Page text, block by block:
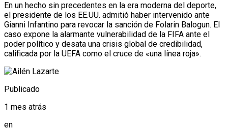
En un hecho sin precedentes en la era moderna del deporte,
el presidente de los EE.UU. admitió haber intervenido ante
Gianni Infantino para revocar la sanción de Folarin Balogun. El
caso expone la alarmante vulnerabilidad de la FIFA ante el
poder político y desata una crisis global de credibilidad,
calificada por la UEFA como el cruce de «una línea roja».
Publicado
1 mes atrás
en